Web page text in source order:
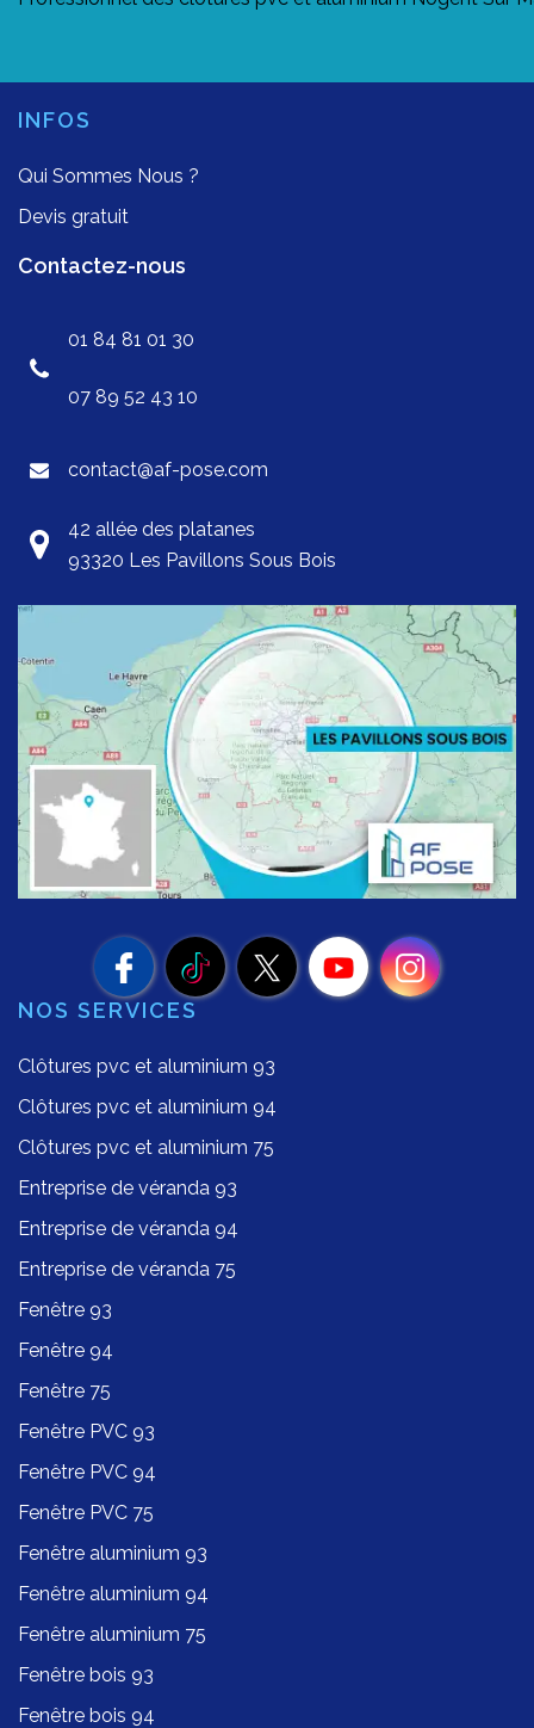
INFOS
Qui Sommes Nous ?
Devis gratuit
Contactez-nous
01 84 81 01 30
07 89 52 43 10
contact@af-pose.com
42 allée des platanes
93320 Les Pavillons Sous Bois
NOS SERVICES
Clôtures pvc et aluminium 93
Clôtures pvc et aluminium 94
Clôtures pvc et aluminium 75
Entreprise de véranda 93
Entreprise de véranda 94
Entreprise de véranda 75
Fenêtre 93
Fenêtre 94
Fenêtre 75
Fenêtre PVC 93
Fenêtre PVC 94
Fenêtre PVC 75
Fenêtre aluminium 93
Fenêtre aluminium 94
Fenêtre aluminium 75
Fenêtre bois 93
Fenêtre bois 94